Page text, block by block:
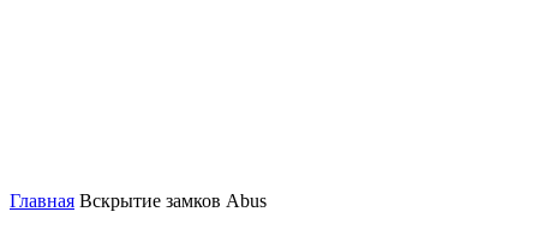
Главная Вскрытие замков Abus